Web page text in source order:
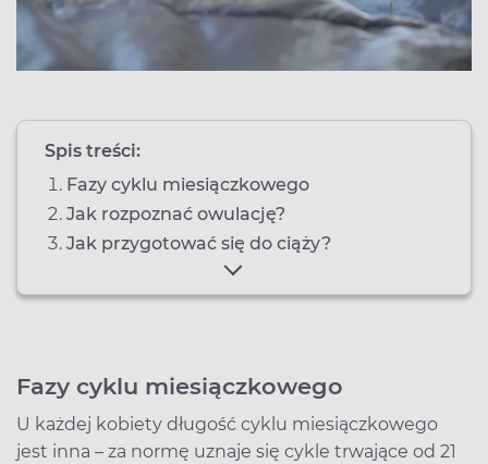
Spis treści:
Fazy cyklu miesiączkowego
Jak rozpoznać owulację?
Jak przygotować się do ciąży?
Fazy cyklu miesiączkowego
U każdej kobiety długość cyklu miesiączkowego
jest inna – za normę uznaje się cykle trwające od 21